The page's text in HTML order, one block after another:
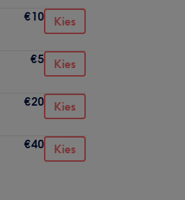
€10 Kies
€5 Kies
€20 Kies
€40 Kies